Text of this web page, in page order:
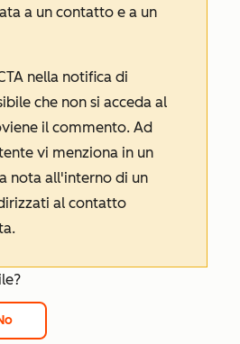
a un contatto e a un
nella notifica di
che non si acceda al
il commento. Ad
vi menziona in un
nota all'interno di un
al contatto